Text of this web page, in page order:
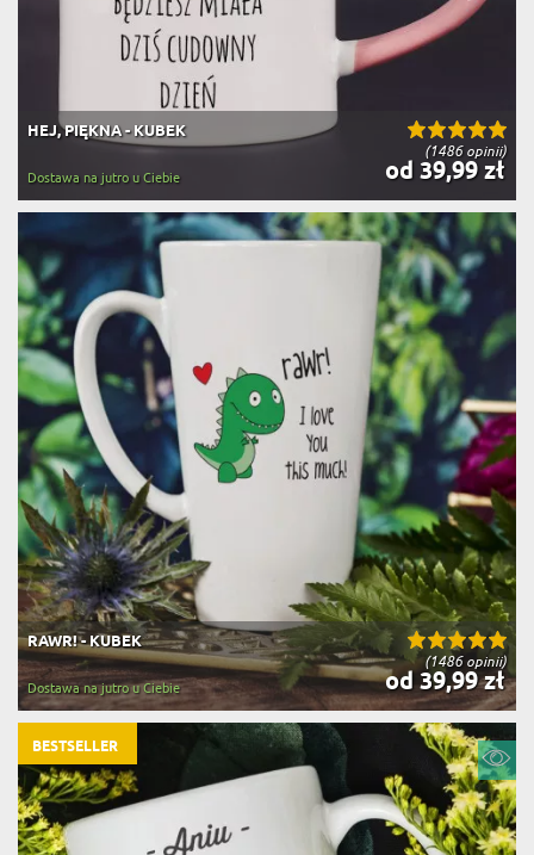
(1486 opinii)
HEJ, PIĘKNA - KUBEK
od 39,99 zł
Dostawa na jutro u Ciebie
(1486 opinii)
RAWR! - KUBEK
od 39,99 zł
Dostawa na jutro u Ciebie
BESTSELLER